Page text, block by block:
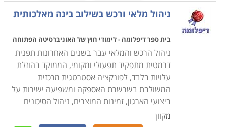
במחלקות הרכש של חברות מסוימות ולהתחיל לרכוש
ניסיון. קורס רכש ולוגיסטיקה מתקיים בכל רחבי הארץ: חיפה,
תל אביב , נתניה, כפר סבא ועוד מקומות רבים נוספים
ניהול מלאי ורכש בשילוב בינה מאלכותית
בית ספר דיפלומה - לימודי חוץ של האוניברסיטה הפתוחה
ניהול הרכש והמלאי עבר בשנים האחרונות תפנית
דרמטית מתפקיד תפעולי ומקומי, הממוקד בהוזלת
עלויות בלבד, לפונקציה אסטרטגית מרכזית
המשולבת בשרשרת האספקה ומשפיעה ישירות על
ביצועי הארגון, זמינות המוצרים, ניהול הסיכונים
מקוון